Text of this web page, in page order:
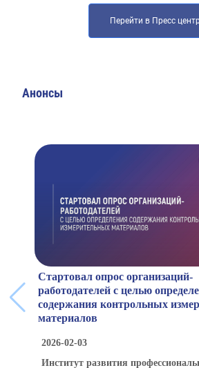
Перейти в Пресс
Анонсы
Стартовал опрос организаций-
работодателей с целью
содержания контрольных
материалов
2026-02-03
Институт развития